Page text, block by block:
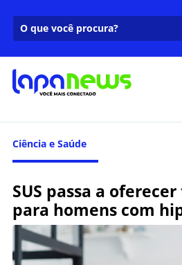
Ciência e Saúde
SUS passa a
para homens com